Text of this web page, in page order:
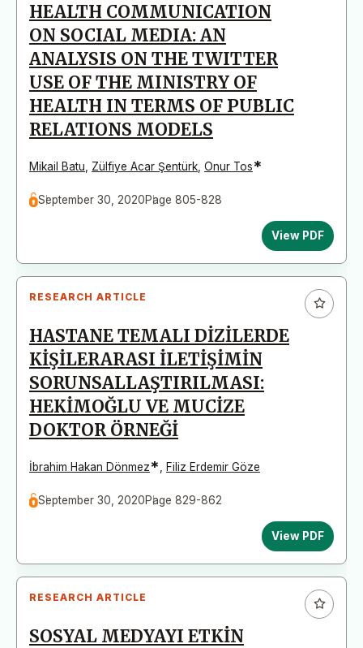
HEALTH COMMUNICATION
ON SOCIAL MEDIA: AN
ANALYSIS ON THE TWITTER
USE OF THE MINISTRY OF
HEALTH IN TERMS OF PUBLIC
RELATIONS MODELS
Mikail Batu Zülfiye Acar Şentürk Onur Tos*
September 30, 2020Page 805-828
View PDF
RESEARCH ARTICLE
HASTANE TEMALI DİZİLERDE
KİŞİLERARASI İLETİŞİMİN
SORUNSALLAŞTIRILMASI:
HEKİMOĞLU VE MUCİZE
DOKTOR ÖRNEĞİ
İbrahim Hakan Dönmez* Filiz Erdemir Göze
September 30, 2020Page 829-862
View PDF
RESEARCH ARTICLE
SOSYAL MEDYAYI ETKİN